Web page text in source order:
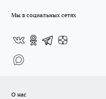
Мы в социальных сетях
О нас